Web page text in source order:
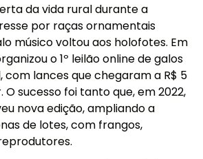
da vida rural durante a
por raças ornamentais
músico voltou aos holofotes. Em
o 1º leilão online de galos
com lances que chegaram a R$ 5
sucesso foi tanto que, em 2022,
nova edição, ampliando a
de lotes, com frangos,